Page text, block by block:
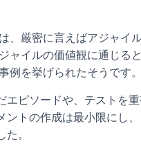
、厳密に言えばアジャイ
ャイルの価値観に通じる
例を挙げられたそうです。
ピソードや、テストを重
ントの作成は最小限にし
。